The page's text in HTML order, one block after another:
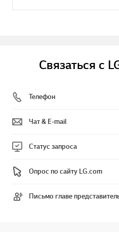
Связаться с
Телефон
Чат & E-mail
Статус запроса
Опрос по сайту LG.com
Письмо главе